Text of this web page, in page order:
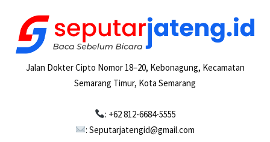
Jalan Dokter Cipto Nomor 18–20, Kebonagung, Kecamatan
Semarang Timur, Kota Semarang
: +62 812-6684-5555
: Seputarjatengid@gmail.com